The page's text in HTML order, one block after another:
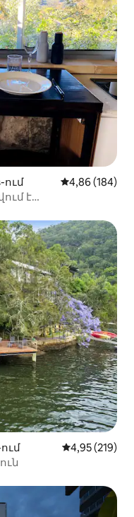
ում Միջին
4,86 (184)
է
Միջին
4,95 (219)